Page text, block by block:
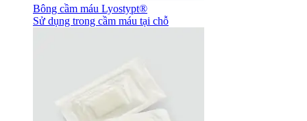
Bông cầm máu Lyostypt®
Sử dụng trong cầm máu tại chỗ